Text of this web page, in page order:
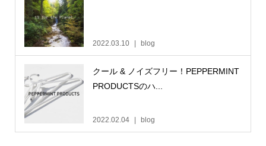
2022.03.10 blog
クール & ノイズフリー！PEPPERMINT
PRODUCTSのハ...
2022.02.04 blog